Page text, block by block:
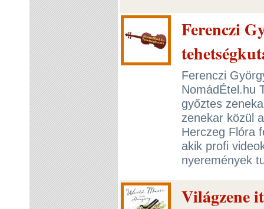
Ferenczi
Ferenczi
NomádÉtel.hu
győztes
zenekar közül
Herczeg Flóra
akik profi
nyeremények
Világzene